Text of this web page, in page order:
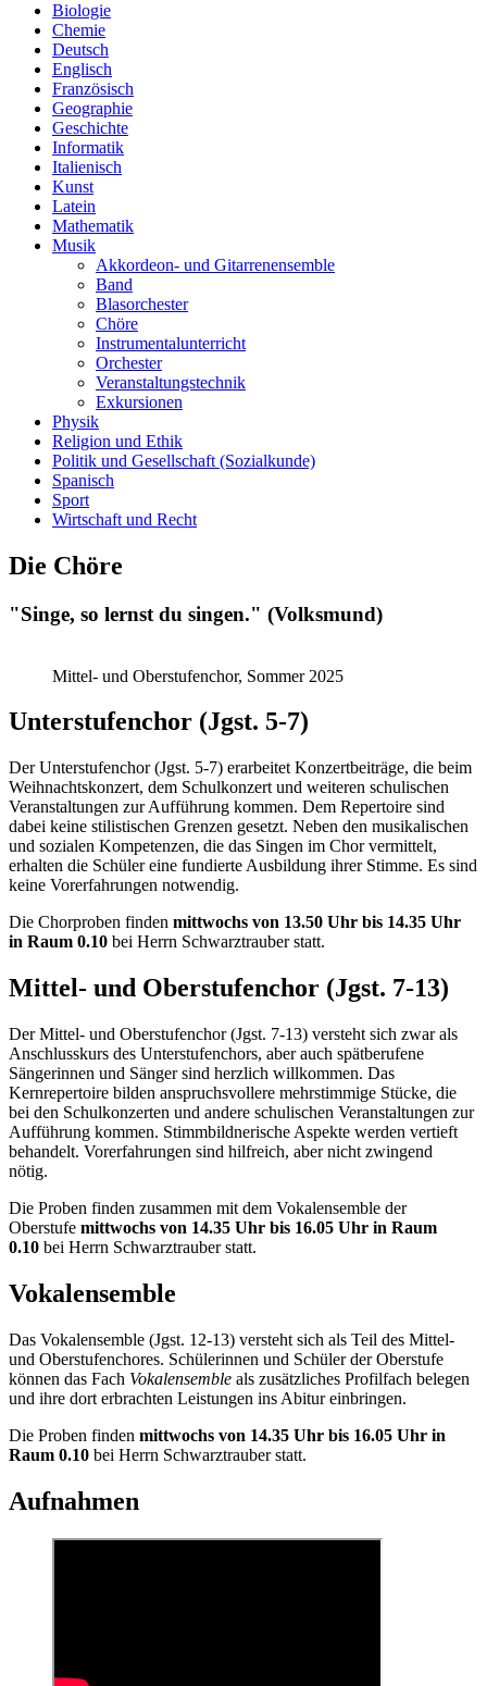
Biologie
Chemie
Deutsch
Englisch
Französisch
Geographie
Geschichte
Informatik
Italienisch
Kunst
Latein
Mathematik
Musik
Akkordeon- und Gitarrenensemble
Band
Blasorchester
Chöre
Instrumentalunterricht
Orchester
Veranstaltungstechnik
Exkursionen
Physik
Religion und Ethik
Politik und Gesellschaft (Sozialkunde)
Spanisch
Sport
Wirtschaft und Recht
Die Chöre
"Singe, so lernst du singen." (Volksmund)
Mittel- und Oberstufenchor, Sommer 2025
Unterstufenchor (Jgst. 5-7)
Der Unterstufenchor (Jgst. 5-7) erarbeitet Konzertbeiträge, die beim
Weihnachtskonzert, dem Schulkonzert und weiteren schulischen
Veranstaltungen zur Aufführung kommen. Dem Repertoire sind
dabei keine stilistischen Grenzen gesetzt. Neben den musikalischen
und sozialen Kompetenzen, die das Singen im Chor vermittelt,
erhalten die Schüler eine fundierte Ausbildung ihrer Stimme. Es sind
keine Vorerfahrungen notwendig.
Die Chorproben finden mittwochs von 13.50 Uhr bis 14.35 Uhr
in Raum 0.10 bei Herrn Schwarztrauber statt.
Mittel- und Oberstufenchor (Jgst. 7-13)
Der Mittel- und Oberstufenchor (Jgst. 7-13) versteht sich zwar als
Anschlusskurs des Unterstufenchors, aber auch spätberufene
Sängerinnen und Sänger sind herzlich willkommen. Das
Kernrepertoire bilden anspruchsvollere mehrstimmige Stücke, die
bei den Schulkonzerten und andere schulischen Veranstaltungen zur
Aufführung kommen. Stimmbildnerische Aspekte werden vertieft
behandelt. Vorerfahrungen sind hilfreich, aber nicht zwingend
nötig.
Die Proben finden zusammen mit dem Vokalensemble der
Oberstufe mittwochs von 14.35 Uhr bis 16.05 Uhr in Raum
0.10 bei Herrn Schwarztrauber statt.
Vokalensemble
Das Vokalensemble (Jgst. 12-13) versteht sich als Teil des Mittel-
und Oberstufenchores. Schülerinnen und Schüler der Oberstufe
können das Fach Vokalensemble als zusätzliches Profilfach belegen
und ihre dort erbrachten Leistungen ins Abitur einbringen.
Die Proben finden mittwochs von 14.35 Uhr bis 16.05 Uhr in
Raum 0.10 bei Herrn Schwarztrauber statt.
Aufnahmen